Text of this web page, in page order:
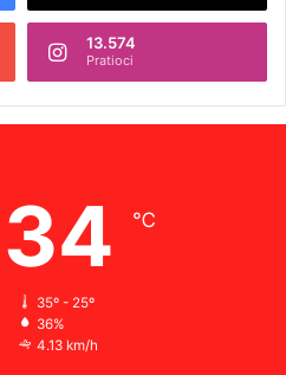
13.574
Pratioci
34 ℃
35º - 25º
36%
4.13 km/h